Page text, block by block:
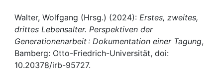
Awards
My FIS
Help
Walter, Wolfgang (Hrsg.) (2024): Erstes, zweites,
drittes Lebensalter. Perspektiven der
Generationenarbeit : Dokumentation einer Tagung,
Bamberg: Otto-Friedrich-Universität, doi:
10.20378/irb-95727.